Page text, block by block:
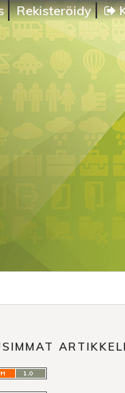
Rekisteröidy